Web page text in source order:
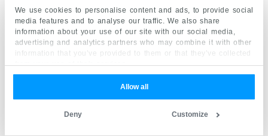
We use cookies to personalise content and ads, to provide social
media features and to analyse our traffic. We also share
information about your use of our site with our social media,
advertising and analytics partners who may combine it with other
information that you’ve provided to them or that they’ve collected
from your use of their services.
Allow all
Customize
Deny
https://journals.physiology.org/doi/full/10.1152/ph
ysrev.00039.2019
Quimiorreceptores - quer
aprender mais sobre isso?